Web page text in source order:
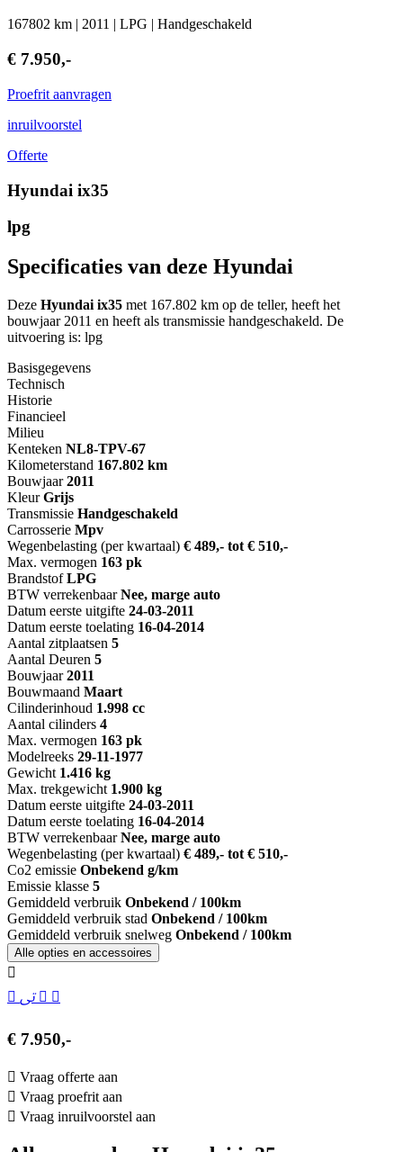
167802 km | 2011 | LPG | Handgeschakeld
€ 7.950,-
Proefrit aanvragen
inruilvoorstel
Offerte
Hyundai ix35
lpg
Specificaties van deze Hyundai
Deze Hyundai ix35 met 167.802 km op de teller, heeft het
bouwjaar 2011 en heeft als transmissie handgeschakeld. De
uitvoering is: lpg
Basisgegevens
Technisch
Historie
Financieel
Milieu
Kenteken NL8-TPV-67
Kilometerstand 167.802 km
Bouwjaar 2011
Kleur Grijs
Transmissie Handgeschakeld
Carrosserie Mpv
Wegenbelasting (per kwartaal) € 489,- tot € 510,-
Max. vermogen 163 pk
Brandstof LPG
BTW verrekenbaar Nee, marge auto
Datum eerste uitgifte 24-03-2011
Datum eerste toelating 16-04-2014
Aantal zitplaatsen 5
Aantal Deuren 5
Bouwjaar 2011
Bouwmaand Maart
Cilinderinhoud 1.998 cc
Aantal cilinders 4
Max. vermogen 163 pk
Modelreeks 29-11-1977
Gewicht 1.416 kg
Max. trekgewicht 1.900 kg
Datum eerste uitgifte 24-03-2011
Datum eerste toelating 16-04-2014
BTW verrekenbaar Nee, marge auto
Wegenbelasting (per kwartaal) € 489,- tot € 510,-
Co2 emissie Onbekend g/km
Emissie klasse 5
Gemiddeld verbruik Onbekend / 100km
Gemiddeld verbruik stad Onbekend / 100km
Gemiddeld verbruik snelweg Onbekend / 100km
Alle opties en accessoires
€ 7.950,-
Vraag offerte aan
Vraag proefrit aan
Vraag inruilvoorstel aan